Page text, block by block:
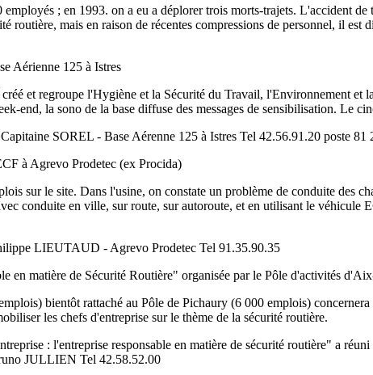
; en 1993. on a eu a déplorer trois morts-trajets. L'accident de
routière, mais en raison de récentes compressions de personnel, il
Aérienne 125 à Istres
et regroupe l'Hygiène et la Sécurité du Travail, l'Environnement et
end, la sono de la base diffuse des messages de sensibilisation. Le
SOREL - Base Aérenne 125 à Istres Tel 42.56.91.20 poste 81
à Agrevo Prodetec (ex Procida)
sur le site. Dans l'usine, on constate un problème de conduite des
conduite en ville, sur route, sur autoroute, et en utilisant le véhicule
LIEUTAUD - Agrevo Prodetec Tel 91.35.90.35
en matière de Sécurité Routière" organisée par le Pôle d'activités
bientôt rattaché au Pôle de Pichaury (6 000 emplois) concernera
les chefs d'entreprise sur le thème de la sécurité routière.
: l'entreprise responsable en matière de sécurité routière" a
JULLIEN Tel 42.58.52.00